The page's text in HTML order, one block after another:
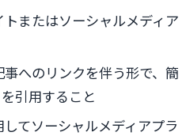
またはソーシャルメディア
へのリンクを伴う形で、簡
引用すること
てソーシャルメディアプラ